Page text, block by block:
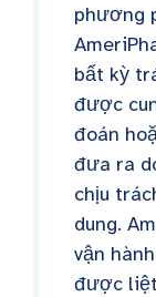
phương
bất kỳ
được
đoán
đưa ra
chịu
dung.
vận
được